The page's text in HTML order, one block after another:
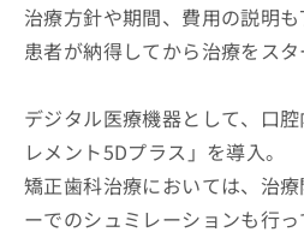
治療方針や期間、費用の説明も
患者が納得してから治療をスタ
デジタル医療機器として、口
レメント5Dプラス」を導入。
矯正歯科治療においては、治
ーでのシュミレーションも行